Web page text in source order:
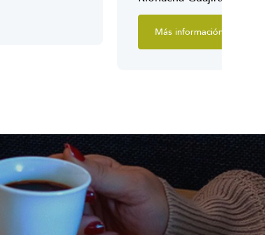
Más información